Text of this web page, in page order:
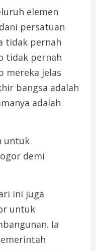
elemen
persatuan
tidak pernah
tidak pernah
mereka jelas
bangsa adalah
adalah
untuk
demi
ini juga
untuk
Ia